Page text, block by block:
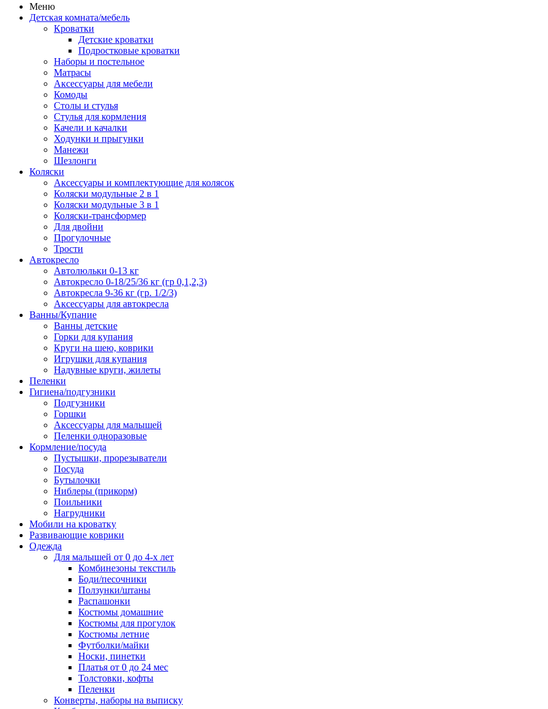
Меню
Детская комната/мебель
Кроватки
Детские кроватки
Подростковые кроватки
Наборы и постельное
Матрасы
Аксессуары для мебели
Комоды
Столы и стулья
Стулья для кормления
Качели и качалки
Ходунки и прыгунки
Манежи
Шезлонги
Коляски
Аксессуары и комплектующие для колясок
Коляски модульные 2 в 1
Коляски модульные 3 в 1
Коляски-трансформер
Для двойни
Прогулочные
Трости
Автокресло
Автолюльки 0-13 кг
Автокресло 0-18/25/36 кг (гр 0,1,2,3)
Автокресла 9-36 кг (гр. 1/2/3)
Аксессуары для автокресла
Ванны/Купание
Ванны детские
Горки для купания
Круги на шею, коврики
Игрушки для купания
Надувные круги, жилеты
Пеленки
Гигиена/подгузники
Подгузники
Горшки
Аксессуары для малышей
Пеленки одноразовые
Кормление/посуда
Пустышки, прорезыватели
Посуда
Бутылочки
Ниблеры (прикорм)
Поильники
Нагрудники
Мобили на кроватку
Развивающие коврики
Одежда
Для малышей от 0 до 4-х лет
Комбинезоны текстиль
Боди/песочники
Ползунки/штаны
Распашонки
Костюмы домашние
Костюмы для прогулок
Костюмы летние
Футболки/майки
Носки, пинетки
Платья от 0 до 24 мес
Толстовки, кофты
Пеленки
Конверты, наборы на выписку